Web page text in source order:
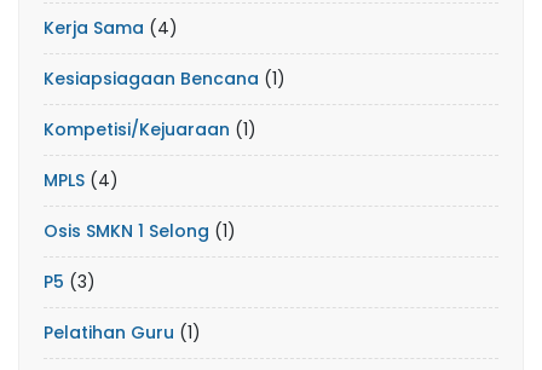
Kerja Sama (4)
Kesiapsiagaan Bencana (1)
Kompetisi/Kejuaraan (1)
MPLS (4)
Osis SMKN 1 Selong (1)
P5 (3)
Pelatihan Guru (1)